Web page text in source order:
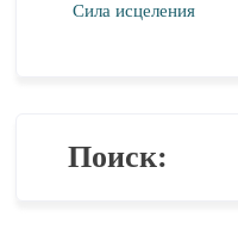
Сила исцеления
Поиск: